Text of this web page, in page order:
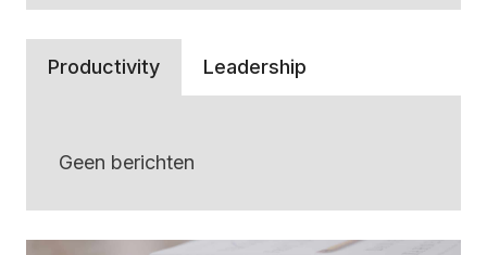
Productivity Leadership
Geen berichten